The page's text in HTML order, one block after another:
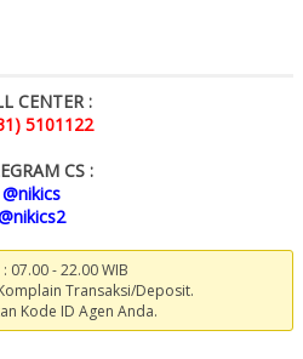
CENTER :
5101122
CS :
@nikics
: 07.00 - 22.00 WIB
Transaksi/Deposit.
Kode ID Agen Anda.